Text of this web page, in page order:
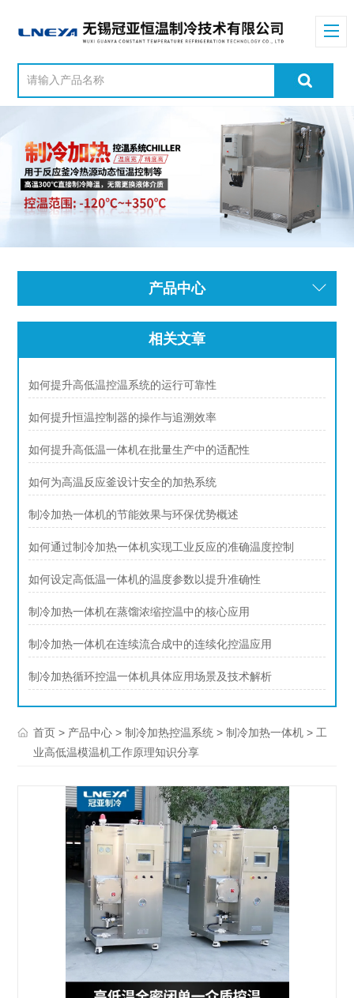
产品中心
相关文章
如何提升高低温控温系统的运行可靠性
如何提升恒温控制器的操作与追溯效率
如何提升高低温一体机在批量生产中的适配性
如何为高温反应釜设计安全的加热系统
制冷加热一体机的节能效果与环保优势概述
如何通过制冷加热一体机实现工业反应的准确温度控制
如何设定高低温一体机的温度参数以提升准确性
制冷加热一体机在蒸馏浓缩控温中的核心应用
制冷加热一体机在连续流合成中的连续化控温应用
制冷加热循环控温一体机具体应用场景及技术解析
首页 > 产品中心 >制冷加热控温系统 >制冷加热一体机 > 工
业高低温模温机工作原理知识分享